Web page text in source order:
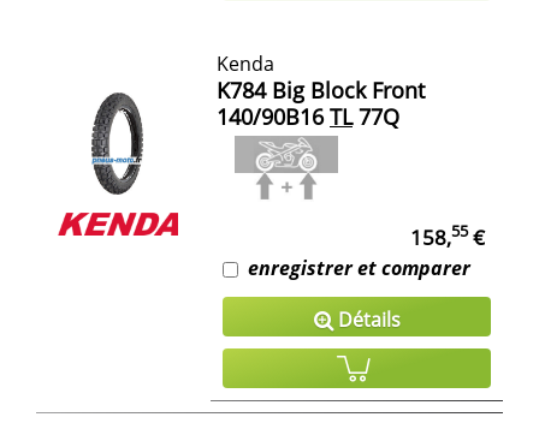
Kenda
K784 Big Block Front
140/90B16 TL77Q
158,55€
enregistrer et comparer
Détails